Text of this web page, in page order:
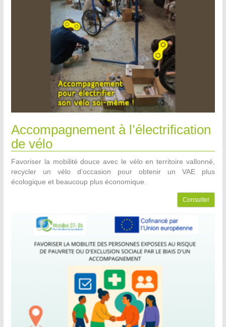
Accompagnement à l’électrification
de vélo
Favoriser la mobilité douce avec le vélo en territoire vallonné,
recycler un vélo d’occasion pour obtenir un VAE plus
écologique et beaucoup plus économique.
Consulter